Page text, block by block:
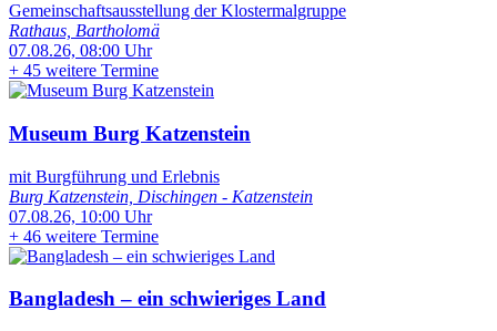
Gemeinschaftsausstellung der Klostermalgruppe
Rathaus, Bartholomä
07.08.26, 08:00 Uhr
+ 45 weitere Termine
Museum Burg Katzenstein
mit Burgführung und Erlebnis
Burg Katzenstein, Dischingen - Katzenstein
07.08.26, 10:00 Uhr
+ 46 weitere Termine
Bangladesh – ein schwieriges Land